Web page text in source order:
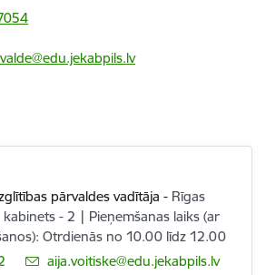
pārvaldes vadītāja - Rīgas
kabinets - 2 | Pieņemšanas laiks (ar
Otrdienās no 10.00 līdz 12.00
E-pasts:
aija.voitiske@edu.jekabpils.lv